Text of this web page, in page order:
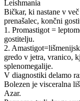
Leishmania
Bičkar, ki nastane v
prenašalec, končni
1. Promastigot =
gostitelju.
2.
gredo v jetra, vranico,
splenomegalije.
V diagnostiki delamo
Bolezen je visceralna
Azar.